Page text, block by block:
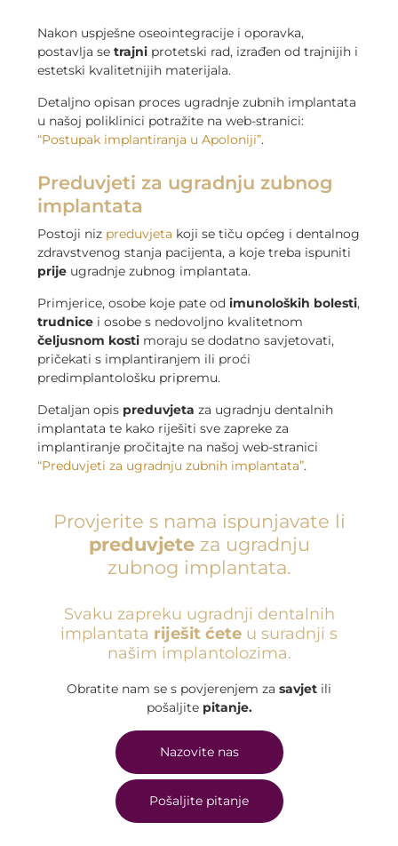
Nakon uspješne oseointegracije i oporavka,
postavlja se trajni protetski rad, izrađen od trajnijih i
estetski kvalitetnijih materijala.
Detaljno opisan proces ugradnje zubnih implantata
u našoj poliklinici potražite na web-stranici:
“Postupak implantiranja u Apoloniji”.
Preduvjeti za ugradnju zubnog
implantata
Postoji niz preduvjeta koji se tiču općeg i dentalnog
zdravstvenog stanja pacijenta, a koje treba ispuniti
prije ugradnje zubnog implantata.
Primjerice, osobe koje pate od imunoloških bolesti,
trudnice i osobe s nedovoljno kvalitetnom
čeljusnom kosti moraju se dodatno savjetovati,
pričekati s implantiranjem ili proći
predimplantološku pripremu.
Detaljan opis preduvjeta za ugradnju dentalnih
implantata te kako riješiti sve zapreke za
implantiranje pročitajte na našoj web-stranici
“Preduvjeti za ugradnju zubnih implantata”.
Provjerite s nama ispunjavate li
preduvjeteza ugradnju
zubnog implantata.
Svaku zapreku ugradnji dentalnih
implantata riješit ćete u suradnji s
našim implantolozima.
Obratite nam se s povjerenjem za savjet ili
pošaljite pitanje.
Nazovite nas
Pošaljite pitanje